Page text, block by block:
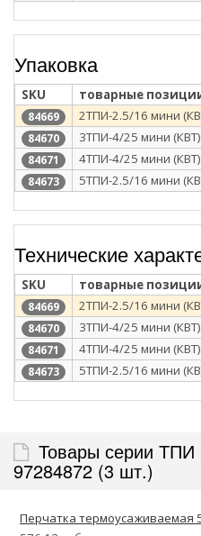
Упаковка
SKU товарные
84669 2ТПИ-2.5/16 мини
84670 3ТПИ-4/25 мини (КВТ)
84671 4ТПИ-4/25 мини (КВТ)
84673 5ТПИ-2.5/16 мини
Технические
SKU товарные
84669 2ТПИ-2.5/16 мини
84670 3ТПИ-4/25 мини (КВТ)
84671 4ТПИ-4/25 мини (КВТ)
84673 5ТПИ-2.5/16 мини
Товары серии
97284872 (3 шт.)
Перчатка термоусаживаемая